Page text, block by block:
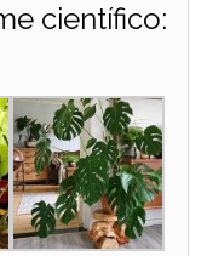
científico: